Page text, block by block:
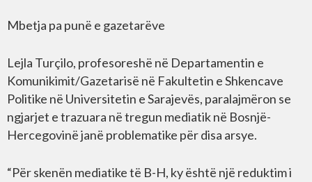
Mbetja pa punë e gazetarëve
Lejla Turçilo, profesoreshë në Departamentin e
Komunikimit/Gazetarisë në Fakultetin e Shkencave
Politike në Universitetin e Sarajevës, paralajmëron se
ngjarjet e trazuara në tregun mediatik në Bosnjë-
Hercegovinë janë problematike për disa arsye.
“Për skenën mediatike të B-H, ky është një reduktim i